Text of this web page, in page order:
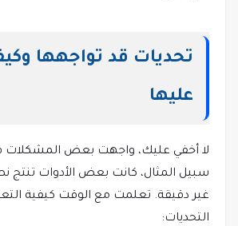
تحديات قد تواجهها
عليها
لا أخفي عليك، واجهت بعض المشكلات
سبيل المثال، كانت بعض الأدوات تنتج
غير دقيقة. تعلمت مع الوقت كيفية
التحديات: